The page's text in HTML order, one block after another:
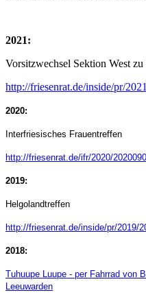
2021:
Vorsitzwechsel Sektion West
http://friesenrat.de/inside/pr/
2020:
Interfriesisches Frauentreffen
http://friesenrat.de/ifr/2020/
2019:
Helgolandtreffen
http://friesenrat.de/inside/pr/2019/
2018:
Tuhuupe Luupe - per Fahrrad von
Leeuwarden